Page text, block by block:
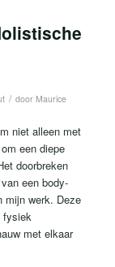
/ door Maurice
niet alleen met
een diepe
doorbreken
een body-
mijn werk. Deze
fysiek
met elkaar